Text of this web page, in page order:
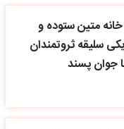
متین ستوده و
سلیقه ثروتمندان
جوان پسند